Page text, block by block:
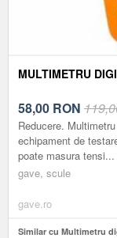
MULTIMETRU
58,00 RON
Reducere.
echipament de
poate masura tensi...
gave, scule
gave.ro
Similar cu Multimetru